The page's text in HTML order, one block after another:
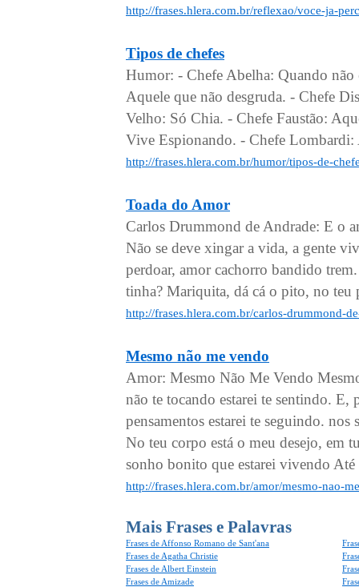
http://frases.hlera.com.br/reflexao/voce-ja-
Tipos de chefes
Humor: - Chefe Abelha: Quando não
Aquele que não desgruda. - Chefe
Velho: Só Chia. - Chefe Faustão:
Vive Espionando. - Chefe Lombardi:
http://frases.hlera.com.br/humor/tipos-de-
Toada do Amor
Carlos Drummond de Andrade: E o
Não se deve xingar a vida, a gente
perdoar, amor cachorro bandido
tinha? Mariquita, dá cá o pito, no
http://frases.hlera.com.br/carlos-drummond-
Mesmo não me vendo
Amor: Mesmo Não Me Vendo
não te tocando estarei te sentindo. E,
pensamentos estarei te seguindo.
No teu corpo está o meu desejo, em
sonho bonito que estarei vivendo Até
http://frases.hlera.com.br/amor/mesmo-nao-
Mais Frases e Palavras
Frases de Affonso Romano de Sant'ana
Frases de Agatha Christie
Frases de Albert Einstein
Frases de Amizade